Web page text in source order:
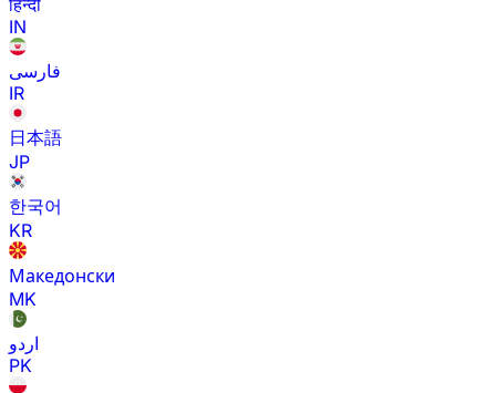
हिन्दी
IN
فارسی
IR
日本語
JP
한국어
KR
Македонски
MK
اردو
PK